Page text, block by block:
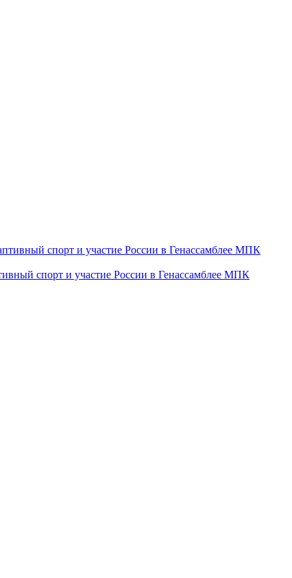
спорт и участие России в Генассамблее МПК